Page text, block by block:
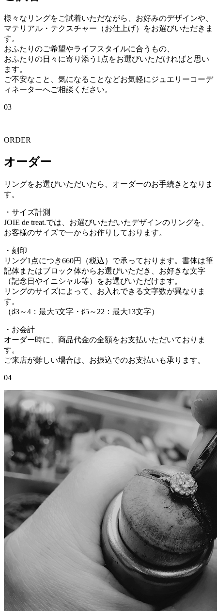
様々なリングをご試着いただながら、お好みのデザインや、
マテリアル・テクスチャー（お仕上げ）をお選びいただきま
す。
おふたりのご希望やライフスタイルに合うもの、
おふたりの日々に寄り添う1点をお選びいただければと思い
ます。
ご不安なこと、気になることなどお気軽にジュエリーコーデ
ィネーターへご相談ください。
03
ORDER
オーダー
リングをお選びいただいたら、オーダーのお手続きとなりま
す。
・サイズ計測
JOIE de treat.では、お選びいただいたデザインのリングを、
お客様のサイズで一からお作りしております。
・刻印
リング1点につき660円（税込）で承っております。書体は筆
記体またはブロック体からお選びいただき、お好きな文字
（記念日やイニシャル等）をお選びいただけます。
リングのサイズによって、お入れできる文字数が異なりま
す。
（♯3～4：最大5文字・♯5～22：最大13文字）
・お会計
オーダー時に、商品代金の全額をお支払いただいておりま
す。
ご来店が難しい場合は、お振込でのお支払いも承ります。
04